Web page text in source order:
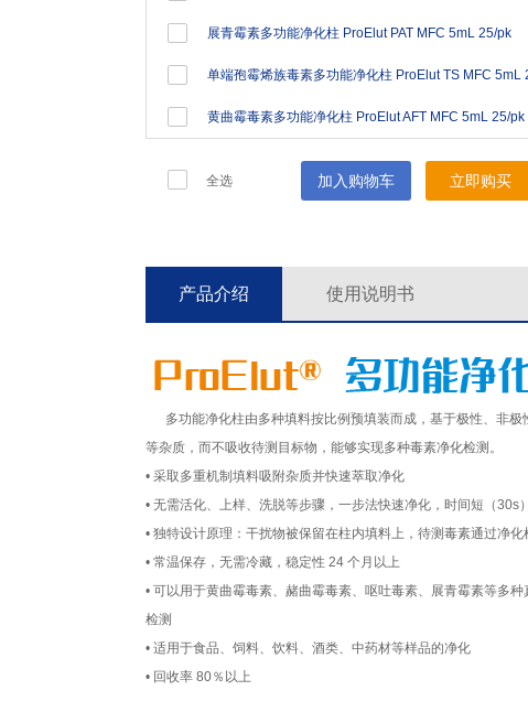
展青霉素多功能净化柱 ProElut PAT MFC 5mL 25/pk
单端孢霉烯族毒素多功能净化柱 ProElut TS MFC 5mL
黄曲霉毒素多功能净化柱 ProElut AFT MFC 5mL 25/pk
全选 加入购物车 立即购买
产品介绍 使用说明书
多功能净化柱由多种填料按比例预填装而成，基于极性、非极
等杂质，而不吸收待测目标物，能够实现多种毒素净化检测。
• 采取多重机制填料吸附杂质并快速萃取净化
• 无需活化、上样、洗脱等步骤，一步法快速净化，时间短（30s）
• 独特设计原理：干扰物被保留在柱内填料上，待测毒素通过净化
• 常温保存，无需冷藏，稳定性 24 个月以上
• 可以用于黄曲霉毒素、赭曲霉毒素、呕吐毒素、展青霉素等多种
检测
• 适用于食品、饲料、饮料、酒类、中药材等样品的净化
• 回收率 80％以上